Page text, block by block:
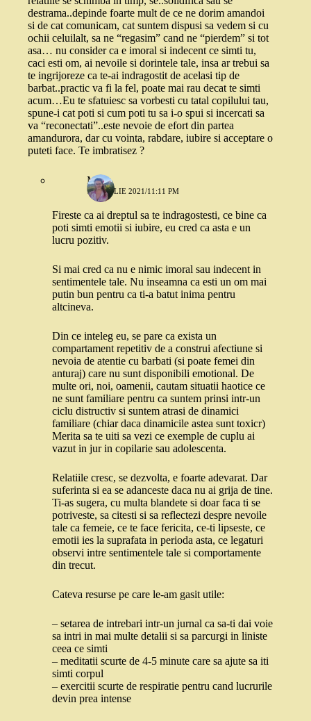
destrama..depinde foarte mult de ce ne dorim amandoi
si de cat comunicam, cat suntem dispusi sa vedem si cu
ochii celuilalt, sa ne “regasim” cand ne “pierdem” si tot
asa… nu consider ca e imoral si indecent ce simti tu,
caci esti om, ai nevoile si dorintele tale, insa ar trebui sa
te ingrijoreze ca te-ai indragostit de acelasi tip de
barbat..practic va fi la fel, poate mai rau decat te simti
acum…Eu te sfatuiesc sa vorbesti cu tatal copilului tau,
spune-i cat poti si cum poti tu sa i-o spui si incercati sa
va “reconectati”..este nevoie de efort din partea
amandurora, dar cu vointa, rabdare, iubire si acceptare o
puteti face. Te imbratisez ?
Mada
12 APRILIE 2021/11:11 PM
Fireste ca ai dreptul sa te indragostesti, ce bine ca
poti simti emotii si iubire, eu cred ca asta e un
lucru pozitiv.
Si mai cred ca nu e nimic imoral sau indecent in
sentimentele tale. Nu inseamna ca esti un om mai
putin bun pentru ca ti-a batut inima pentru
altcineva.
Din ce inteleg eu, se pare ca exista un
compartament repetitiv de a construi afectiune si
nevoia de atentie cu barbati (si poate femei din
anturaj) care nu sunt disponibili emotional. De
multe ori, noi, oamenii, cautam situatii haotice ce
ne sunt familiare pentru ca suntem prinsi intr-un
ciclu distructiv si suntem atrasi de dinamici
familiare (chiar daca dinamicile astea sunt toxicr)
Merita sa te uiti sa vezi ce exemple de cuplu ai
vazut in jur in copilarie sau adolescenta.
Relatiile cresc, se dezvolta, e foarte adevarat. Dar
suferinta si ea se adanceste daca nu ai grija de tine.
Ti-as sugera, cu multa blandete si doar faca ti se
potriveste, sa citesti si sa reflectezi despre nevoile
tale ca femeie, ce te face fericita, ce-ti lipseste, ce
emotii ies la suprafata in perioda asta, ce legaturi
observi intre sentimentele tale si comportamente
din trecut.
Cateva resurse pe care le-am gasit utile:
– setarea de intrebari intr-un jurnal ca sa-ti dai voie
sa intri in mai multe detalii si sa parcurgi in liniste
ceea ce simti
– meditatii scurte de 4-5 minute care sa ajute sa iti
simti corpul
– exercitii scurte de respiratie pentru cand lucrurile
devin prea intense